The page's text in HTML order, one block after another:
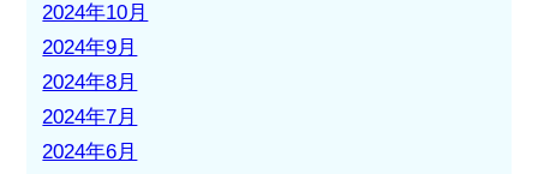
2024年10月
2024年9月
2024年8月
2024年7月
2024年6月